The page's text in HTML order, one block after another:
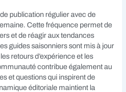
publication régulier avec de
Cette fréquence permet de
et de réagir aux tendances
guides saisonniers sont mis à jour
retours d’expérience et les
contribue également au
et questions qui inspirent de
éditoriale maintient la